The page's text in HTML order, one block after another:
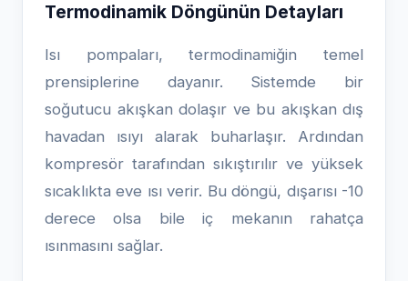
Termodinamik Döngünün Detayları
Isı pompaları, termodinamiğin temel
prensiplerine dayanır. Sistemde bir
soğutucu akışkan dolaşır ve bu akışkan dış
havadan ısıyı alarak buharlaşır. Ardından
kompresör tarafından sıkıştırılır ve yüksek
sıcaklıkta eve ısı verir. Bu döngü, dışarısı -10
derece olsa bile iç mekanın rahatça
ısınmasını sağlar.